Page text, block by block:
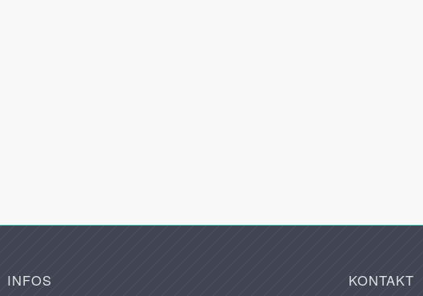
INFOS KONTAKT